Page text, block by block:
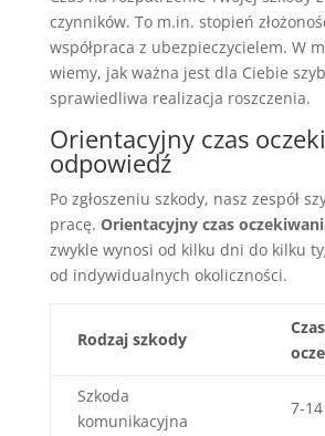
czynników. To m.in. stopień
współpraca z ubezpieczycielem. W
wiemy, jak ważna jest dla Ciebie
sprawiedliwa realizacja roszczenia.
Orientacyjny czas
odpowiedź
Po zgłoszeniu szkody, nasz zespół
pracę. Orientacyjny czas
zwykle wynosi od kilku dni do kilku
od indywidualnych okoliczności.
Rodzaj szkody
Czas
Szkoda
komunikacyjna
7-